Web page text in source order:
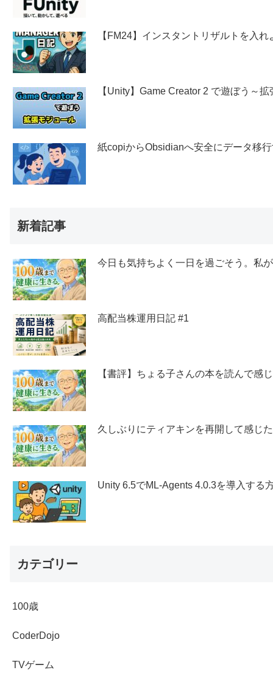
【FM24】インスタントリザルトを入れ
【Unity】Game Creator 2 で遊ぼう～
紙copiからObsidianへ安全にデータ移
新着記事
今日も気持ちよく一日を過ごそう。私
高配当株運用日記 #1
【書評】ちょる子さんの本を読んで感
久しぶりにティアキンを再開して感じ
Unity 6.5でML-Agents 4.0.3を導入する
カテゴリー
100歳
CoderDojo
TVゲーム